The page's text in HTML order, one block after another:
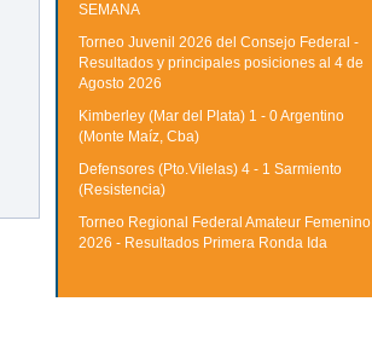
SEMANA
Torneo Juvenil 2026 del Consejo Federal -
Resultados y principales posiciones al 4 de
Agosto 2026
Kimberley (Mar del Plata) 1 - 0 Argentino
(Monte Maíz, Cba)
Defensores (Pto.Vilelas) 4 - 1 Sarmiento
(Resistencia)
Torneo Regional Federal Amateur Femenino
2026 - Resultados Primera Ronda Ida